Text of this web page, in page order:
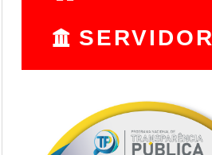
SERVIDOR